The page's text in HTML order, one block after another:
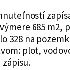
685 m2,
328 na
plot,